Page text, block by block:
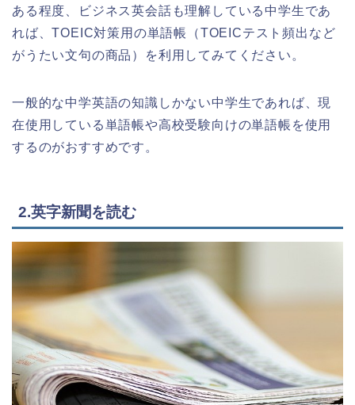
ある程度、ビジネス英会話も理解している中学生であ
れば、TOEIC対策用の単語帳（TOEICテスト頻出など
がうたい文句の商品）を利用してみてください。
一般的な中学英語の知識しかない中学生であれば、現
在使用している単語帳や高校受験向けの単語帳を使用
するのがおすすめです。
2.英字新聞を読む